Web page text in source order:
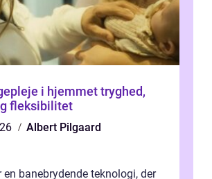
i hjemmet tryghed,
fleksibilitet
Albert Pilgaard
en banebrydende teknologi, der